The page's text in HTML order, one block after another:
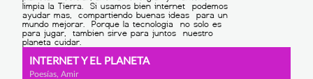
INTERNET Y EL PLANETA
Poesías, Amir